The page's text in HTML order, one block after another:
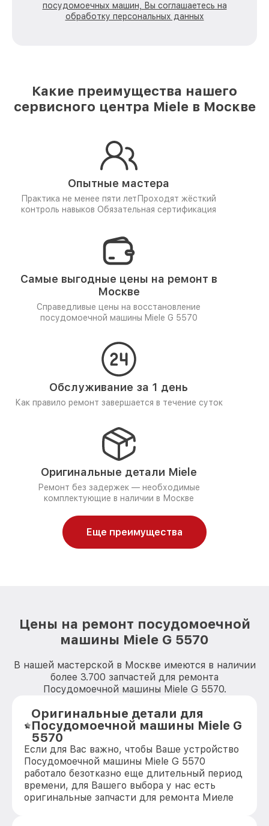
посудомоечных машин, Вы соглашаетесь на
обработку персональных данных
Какие преимущества нашего
сервисного центра Miele в Москве
Опытные мастера
Практика не менее пяти лет Проходят жёсткий
контроль навыков Обязательная сертификация
Самые выгодные цены на ремонт в
Москве
Справедливые цены на восстановление
посудомоечной машины Miele G 5570
Обслуживание за 1 день
Как правило ремонт завершается в течение суток
Оригинальные детали Miele
Ремонт без задержек — необходимые
комплектующие в наличии в Москве
Еще преимущества
Цены на ремонт посудомоечной
машины Miele G 5570
В нашей мастерской в Москве имеются в наличии
более 3.700 запчастей для ремонта
Посудомоечной машины Miele G 5570.
Оригинальные детали для
Посудомоечной машины Miele G
5570
Если для Вас важно, чтобы Ваше устройство
Посудомоечной машины Miele G 5570
работало безотказно еще длительный период
времени, для Вашего выбора у нас есть
оригинальные запчасти для ремонта Миеле